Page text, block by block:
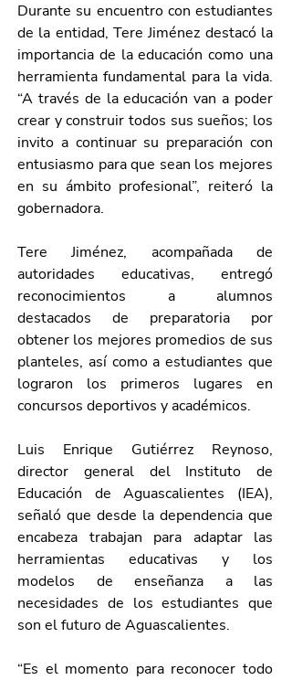
Durante su encuentro con estudiantes
de la entidad, Tere Jiménez destacó la
importancia de la educación como una
herramienta fundamental para la vida.
“A través de la educación van a poder
crear y construir todos sus sueños; los
invito a continuar su preparación con
entusiasmo para que sean los mejores
en su ámbito profesional”, reiteró la
gobernadora.
Tere Jiménez, acompañada de
autoridades educativas, entregó
reconocimientos a alumnos
destacados de preparatoria por
obtener los mejores promedios de sus
planteles, así como a estudiantes que
lograron los primeros lugares en
concursos deportivos y académicos.
Luis Enrique Gutiérrez Reynoso,
director general del Instituto de
Educación de Aguascalientes (IEA),
señaló que desde la dependencia que
encabeza trabajan para adaptar las
herramientas educativas y los
modelos de enseñanza a las
necesidades de los estudiantes que
son el futuro de Aguascalientes.
“Es el momento para reconocer todo